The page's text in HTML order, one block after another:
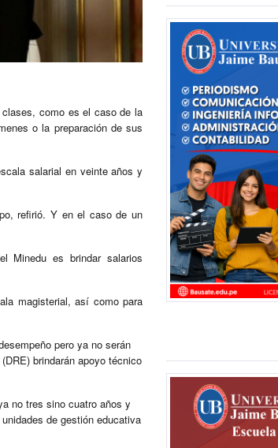
clases, como es el caso de la
o la preparación de sus
salarial en veinte años y
refirió. Y en el caso de un
Minedu es brindar salarios
magisterial, así como para
pero ya no serán
brindarán apoyo técnico
no tres sino cuatro años y
de gestión educativa